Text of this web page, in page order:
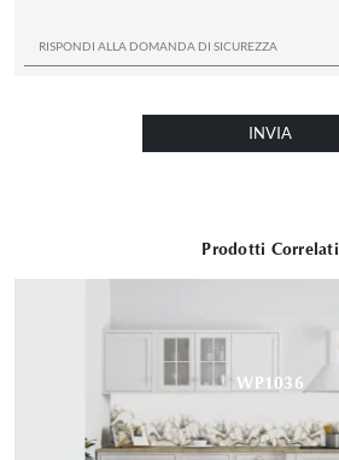
Prodotti Correlati
WP1036
INVIA